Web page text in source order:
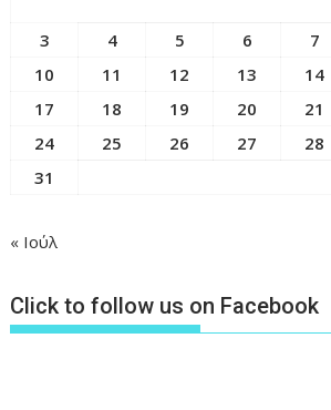
3
4 5 6 7
10
11 12 13 14
17
18 19 20 21
24
25 26 27 28
31
« Ιούλ
Click to follow us on Facebook